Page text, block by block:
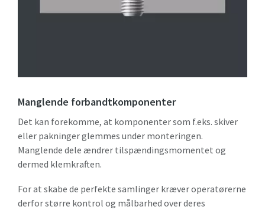
Manglende forbandtkomponenter
Det kan forekomme, at komponenter som f.eks. skiver
eller pakninger glemmes under monteringen.
Manglende dele ændrer tilspændingsmomentet og
dermed klemkraften.
For at skabe de perfekte samlinger kræver operatørerne
derfor større kontrol og målbarhed over deres